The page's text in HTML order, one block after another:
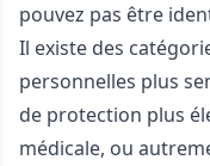
pouvez pas être
Il existe des
personnelles plus
de protection plus
médicale, ou